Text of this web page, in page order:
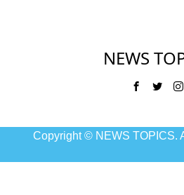
NEWS
Copyright ©NEWS TOPICS.